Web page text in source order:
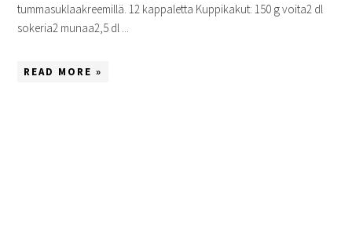
tummasuklaakreemillä. 12 kappaletta Kuppikakut: 150 g voita2 dl
sokeria2 munaa2,5 dl ...
READ MORE »